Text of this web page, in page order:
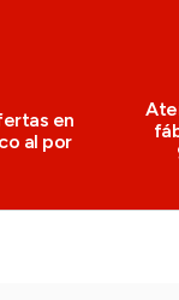
en
al por